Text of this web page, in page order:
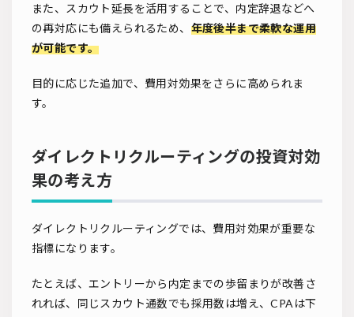
また、スカウト延長を活用することで、内定辞退などへ
の再対応にも備えられるため、 年度後半まで柔軟な運用
が可能です。
目的に応じた追加で、費用対効果をさらに高められま
す。
ダイレクトリクルーティングの投資対効
果の考え方
ダイレクトリクルーティングでは、費用対効果が重要な
指標になります。
たとえば、エントリーから内定までの歩留まりが改善さ
れれば、同じスカウト通数でも採用数は増え、CPAは下